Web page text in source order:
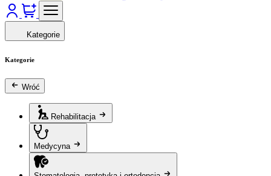
Kategorie
Kategorie
Wróć
Rehabilitacja
Medycyna